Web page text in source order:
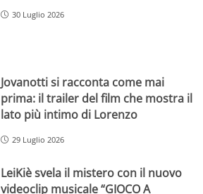
30 Luglio 2026
Jovanotti si racconta come mai
prima: il trailer del film che mostra il
lato più intimo di Lorenzo
29 Luglio 2026
LeiKiè svela il mistero con il nuovo
videoclip musicale “GIOCO A